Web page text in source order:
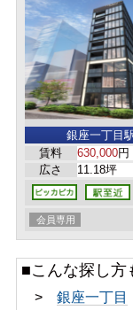
銀座一丁目
賃料
630,000円
広さ
11.18坪
会員専用
■こんな探し方
> 銀座一丁目